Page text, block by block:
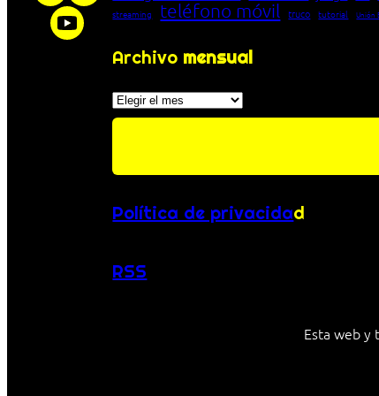
streaming teléfono móvil truco tutorial Unión
Archivo mensual
Archivos
Política de privacidad
RSS
Esta web y